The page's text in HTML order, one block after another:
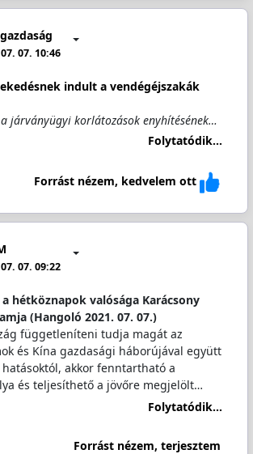
07. 10:46
indult a vendégéjszakák
járványügyi korlátozások enyhítésének…
Folytatódik...
Forrást nézem, kedvelem ott
07. 09:22
hétköznapok valósága Karácsony
(Hangoló 2021. 07. 07.)
függetleníteni tudja magát az
és Kína gazdasági háborújával együtt
akkor fenntartható a
és teljesíthető a jövőre megjelölt…
Folytatódik...
Forrást nézem, terjesztem